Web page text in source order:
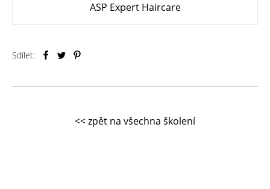
ASP Expert Haircare
Sdílet:
<< zpět na všechna školení